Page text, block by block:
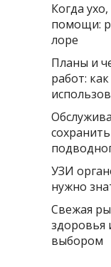
Когда
помощи:
лоре
Планы и
работ:
УЗИ
нужно
Свежая
здоровья
выбором